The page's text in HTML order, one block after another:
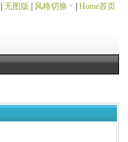
无图版 风格切换 Home首页